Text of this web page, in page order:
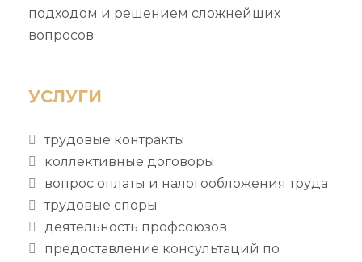
подходом и решением сложнейших
вопросов.
УСЛУГИ
трудовые контракты
коллективные договоры
вопрос оплаты и налогообложения труда
трудовые споры
деятельность профсоюзов
предоставление консультаций по